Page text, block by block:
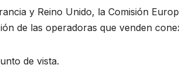
y Reino Unido, la Comisión
de las operadoras que venden
de vista.